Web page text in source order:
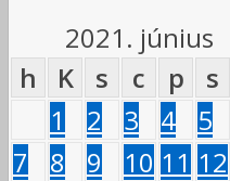
2021. június
h
K s c p s
1
2 3 4 5
7
8 9 10 11 12